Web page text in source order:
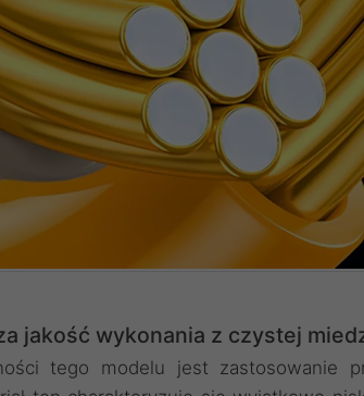
jakość wykonania z czystej
tego modelu jest zastosowanie